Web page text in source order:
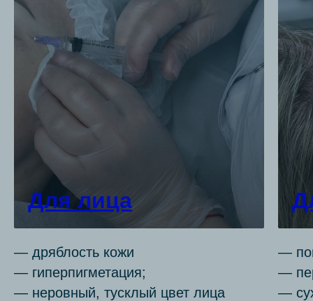
Для лица
— дряблость кожи
— гиперпигметация;
— неровный, тусклый цвет лица
—
—
—